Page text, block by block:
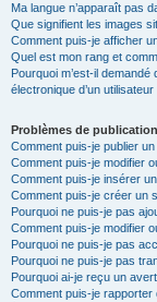
Ma langue n’apparaît pas
Que signifient les images
Comment puis-je afficher
Quel est mon rang et
Pourquoi m’est-il
électronique d’un utilisateur
Problèmes de publication
Comment puis-je publier
Comment puis-je modifier
Comment puis-je insérer
Comment puis-je créer un
Pourquoi ne puis-je pas
Comment puis-je modifier
Pourquoi ne puis-je pas
Pourquoi ne puis-je pas
Pourquoi ai-je reçu un
Comment puis-je